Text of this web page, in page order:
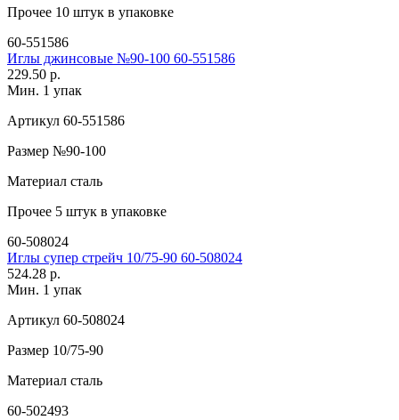
Прочее 10 штук в упаковке
60-551586
Иглы джинсовые №90-100 60-551586
229.50 р.
Мин. 1 упак
Артикул 60-551586
Размер №90-100
Материал сталь
Прочее 5 штук в упаковке
60-508024
Иглы супер стрейч 10/75-90 60-508024
524.28 р.
Мин. 1 упак
Артикул 60-508024
Размер 10/75-90
Материал сталь
60-502493